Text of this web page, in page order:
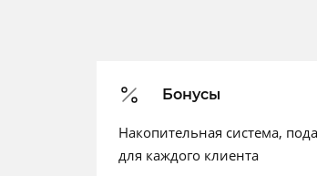
Бонусы
Накопительная система,
для каждого клиента